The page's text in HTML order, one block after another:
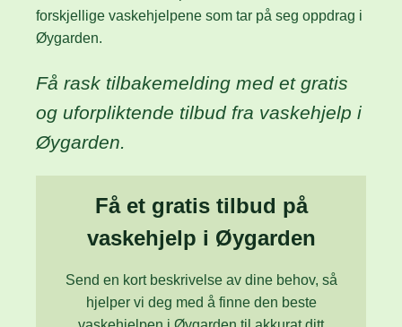
forskjellige vaskehjelpene som tar på seg oppdrag i
Øygarden.
Få rask tilbakemelding med et gratis
og uforpliktende tilbud fra vaskehjelp i
Øygarden.
Få et gratis tilbud på
vaskehjelp i Øygarden
Send en kort beskrivelse av dine behov, så
hjelper vi deg med å finne den beste